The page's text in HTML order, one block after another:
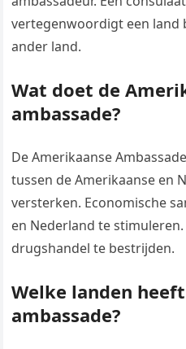
vertegenwoordigt een land
ander land.
Wat doet de
ambassade?
De Amerikaanse
tussen de Amerikaanse en
versterken. Economische
en Nederland te
drugshandel te bestrijden.
Welke landen
ambassade?